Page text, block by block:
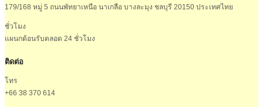
179/168 หมู่ 5 ถนนพัทยาเหนือ นาเกลือ บางละมุง ชลบุรี 20150 ประเทศไทย
ชั่วโมง
แผนกต้อนรับตลอด 24 ชั่วโมง
ติดต่อ
โทร
+66 38 370 614